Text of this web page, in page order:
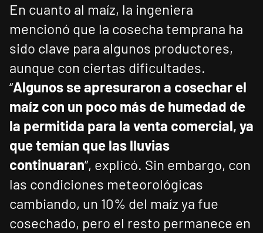
En cuanto al maíz, la ingeniera
mencionó que la cosecha temprana ha
sido clave para algunos productores,
aunque con ciertas dificultades.
“Algunos se apresuraron a cosechar el
maíz con un poco más de humedad de
la permitida para la venta comercial, ya
que temían que las lluvias
continuaran”, explicó. Sin embargo, con
las condiciones meteorológicas
cambiando, un 10% del maíz ya fue
cosechado, pero el resto permanece en